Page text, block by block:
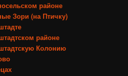
районе
Зори (на Птичку)
районе
Колонию